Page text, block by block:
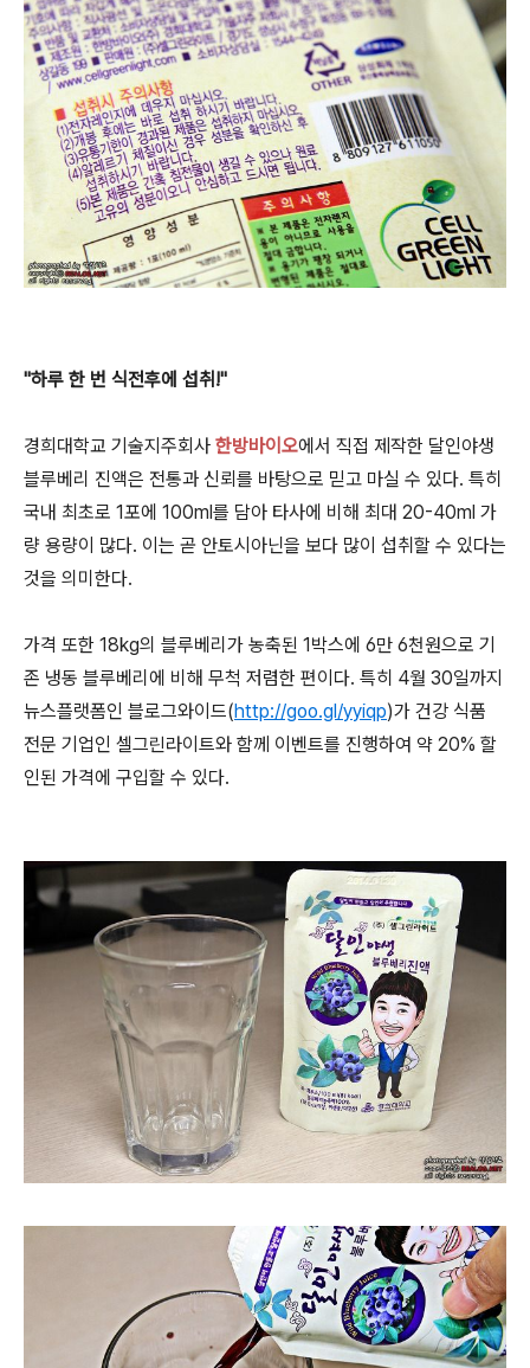
"하루 한 번 식전후에 섭취!"
경희대학교 기술지주회사 한방바이오에서 직접 제작한 달인야생
블루베리 진액은 전통과 신뢰를 바탕으로 믿고 마실 수 있다. 특히
국내 최초로 1포에 100ml를 담아 타사에 비해 최대 20-40ml 가
량 용량이 많다. 이는 곧 안토시아닌을 보다 많이 섭취할 수 있다는
것을 의미한다.
가격 또한 18kg의 블루베리가 농축된 1박스에 6만 6천원으로 기
존 냉동 블루베리에 비해 무척 저렴한 편이다. 특히 4월 30일까지
뉴스플랫폼인 블로그와이드(http://goo.gl/yyiqp)가 건강 식품
전문 기업인 셀그린라이트와 함께 이벤트를 진행하여 약 20% 할
인된 가격에 구입할 수 있다.